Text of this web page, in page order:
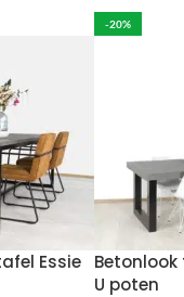
Essie
-20%
U poten